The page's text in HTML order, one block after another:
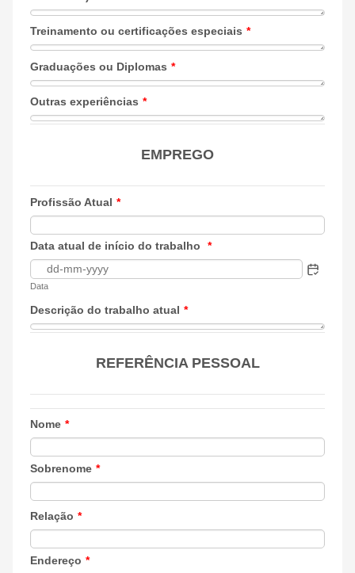
Treinamento ou certificações especiais *
Graduações ou Diplomas *
Outras experiências *
EMPREGO
Profissão Atual *
Data atual de início do trabalho *
Data
Descrição do trabalho atual *
REFERÊNCIA PESSOAL
Nome *
Sobrenome *
Relação *
Endereço *